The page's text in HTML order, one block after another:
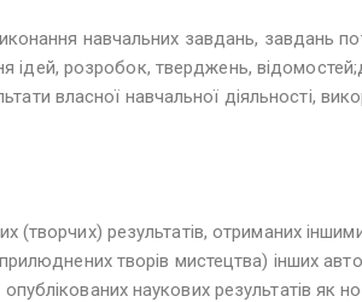
навчальних завдань, завдань
ідей, розробок, тверджень,
власної навчальної діяльності,
результатів, отриманих
творів мистецтва) інших
наукових результатів як